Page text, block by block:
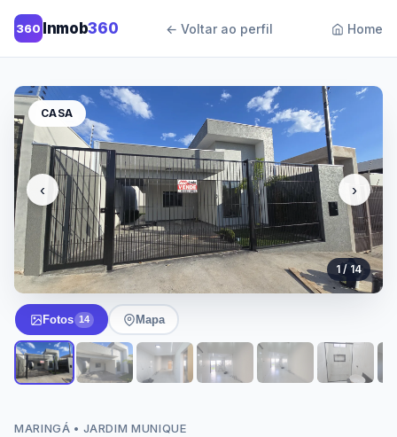
360 Inmob360 ← Voltar ao perfil Home
CASA
‹ ›
1 / 14
Fotos 14 Mapa
MARINGÁ • JARDIM MUNIQUE